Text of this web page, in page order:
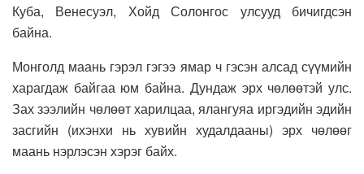
Куба, Венесуэл, Хойд Солонгос улсууд бичигдсэн
байна.
Монголд маань гэрэл гэгээ ямар ч гэсэн алсад сүүмийн
харагдаж байгаа юм байна. Дундаж эрх чөлөөтэй улс.
Зах зээлийн чөлөөт харилцаа, ялангуяа иргэдийн эдийн
засгийн (ихэнхи нь хувийн худалдааны) эрх чөлөөг
маань нэрлэсэн хэрэг байх.